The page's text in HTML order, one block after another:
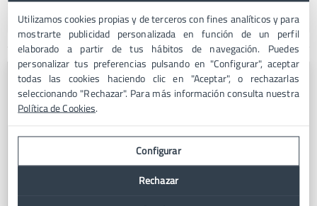
Email y SMS Marketing
Hosting
Utilizamos cookies propias y de terceros con fines analíticos y para
mostrarte publicidad personalizada en función de un perfil
elaborado a partir de tus hábitos de navegación. Puedes
personalizar tus preferencias pulsando en "Configurar", aceptar
todas las cookies haciendo clic en "Aceptar", o rechazarlas
seleccionando "Rechazar". Para más información consulta nuestra
Política de Cookies.
Configurar
Rechazar